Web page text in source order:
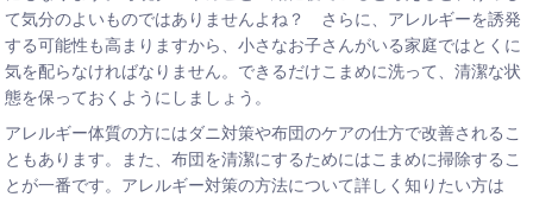
て気分のよいものではありませんよね？ さらに、アレルギーを誘発
する可能性も高まりますから、小さなお子さんがいる家庭ではとくに
気を配らなければなりません。できるだけこまめに洗って、清潔な状
態を保っておくようにしましょう。
アレルギー体質の方にはダニ対策や布団のケアの仕方で改善されるこ
ともあります。また、布団を清潔にするためにはこまめに掃除するこ
とが一番です。アレルギー対策の方法について詳しく知りたい方は